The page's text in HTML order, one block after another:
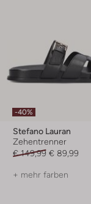
-40%
Stefano Lauran
Zehentrenner
€ 149,99 € 89,99
+ mehr farben